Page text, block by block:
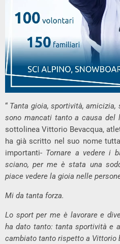
“ Tanta gioia, sportività,
sono mancati tanto a causa del
sottolinea Vittorio Bevacqua,
ha già scritto nel suo nome
importanti- Tornare a vedere i
sciano, per me è stata una
piace vedere la gioia nelle
Mi da tanta forza.
Lo sport per me è lavorare e
ha dato tanto: tanta sportività e
cambiato tanto rispetto a Vittorio